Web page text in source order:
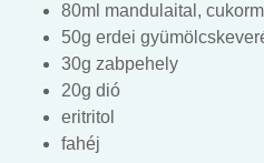
80ml mandulaital,
50g erdei
30g zabpehely
20g dió
eritritol
fahéj